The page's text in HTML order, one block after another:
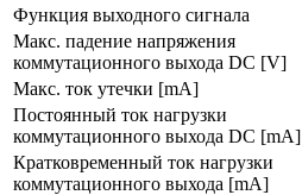
Функция выходного сигнала
Макс. падение напряжения
коммутационного выхода DC [V]
Макс. ток утечки [mA]
Постоянный ток нагрузки
коммутационного выхода DC [mA]
Кратковременный ток нагрузки
коммутационного выхода [mA]